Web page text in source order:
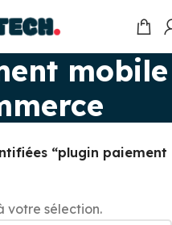
mobile
“plugin paiement
votre sélection.